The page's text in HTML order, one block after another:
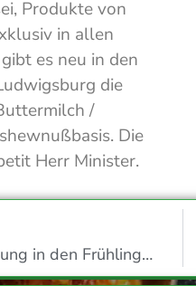
Produkte von
in allen
es neu in den
die
/
Die
Herr Minister.
in den Frühling…